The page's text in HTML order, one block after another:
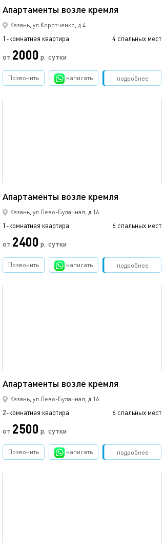
Апартаменты возле кремля
Казань, ул.Коротченко, д.4
1-комнатная квартира 4 спальных мест
от 2000 р. сутки
подробнее
Позвонить написать Забронировать
Апартаменты возле кремля
Казань, ул.Лево-Булачная, д.16
1-комнатная квартира 6 спальных мест
от 2400 р. сутки
подробнее
Позвонить написать Забронировать
Апартаменты возле кремля
Казань, ул.Лево-Булачная, д.16
2-комнатная квартира 6 спальных мест
от 2500 р. сутки
подробнее
Позвонить написать Забронировать